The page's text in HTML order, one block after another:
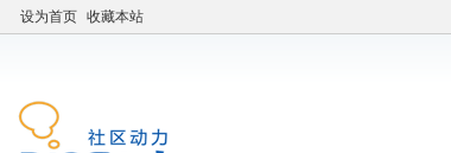
设为首页 收藏本站